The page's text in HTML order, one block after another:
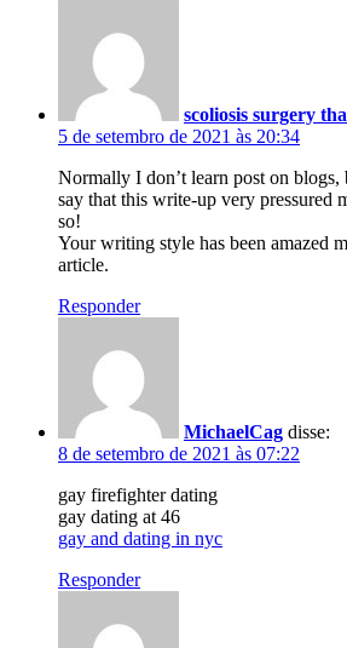
scoliosis surgery
5 de setembro de 2021 às 20:34
Normally I don’t learn post on
say that this write-up very pressured
so!
Your writing style has been amazed
article.
Responder
MichaelCag disse:
8 de setembro de 2021 às 07:22
gay firefighter dating
gay dating at 46
gay and dating in nyc
Responder